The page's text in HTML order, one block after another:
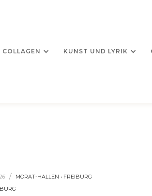
COLLAGEN KUNST UND LYRIK
/ MORAT-HALLEN • FREIBURG